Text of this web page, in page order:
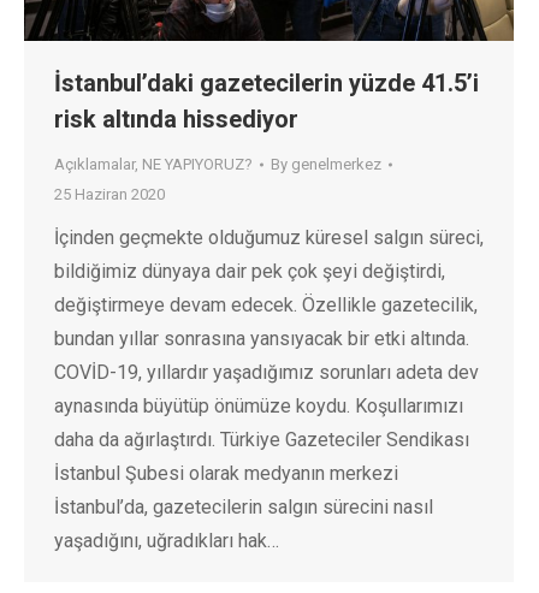
İstanbul’daki gazetecilerin yüzde 41.5’i
risk altında hissediyor
Açıklamalar, NE YAPIYORUZ? By genelmerkez
25 Haziran 2020
İçinden geçmekte olduğumuz küresel salgın süreci,
bildiğimiz dünyaya dair pek çok şeyi değiştirdi,
değiştirmeye devam edecek. Özellikle gazetecilik,
bundan yıllar sonrasına yansıyacak bir etki altında.
COVİD-19, yıllardır yaşadığımız sorunları adeta dev
aynasında büyütüp önümüze koydu. Koşullarımızı
daha da ağırlaştırdı. Türkiye Gazeteciler Sendikası
İstanbul Şubesi olarak medyanın merkezi
İstanbul’da, gazetecilerin salgın sürecini nasıl
yaşadığını, uğradıkları hak…